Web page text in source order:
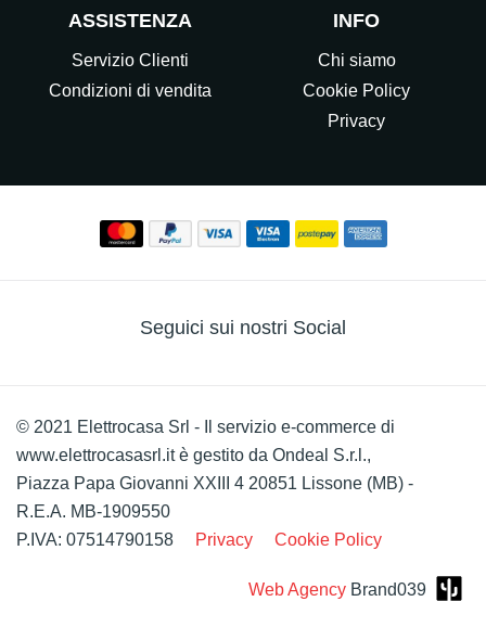
ASSISTENZA
Servizio Clienti
Condizioni di vendita
INFO
Chi siamo
Cookie Policy
Privacy
Seguici sui nostri Social
© 2021 Elettrocasa Srl - Il servizio e-commerce di
www.elettrocasasrl.it è gestito da Ondeal S.r.l.,
Piazza Papa Giovanni XXIII 4 20851 Lissone (MB) -
R.E.A. MB-1909550
P.IVA: 07514790158
Privacy Cookie Policy
Web Agency Brand039